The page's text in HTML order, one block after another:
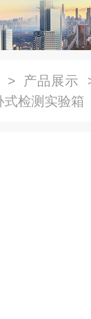
> 产品展示
检测实验箱